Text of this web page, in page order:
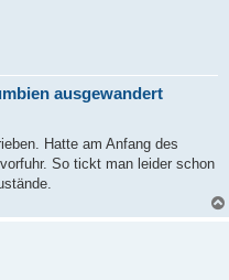
ausgewandert
Hatte am Anfang des
So tickt man leider schon